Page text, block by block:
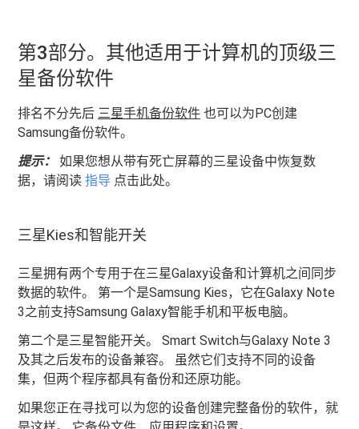
第3部分。其他适用于计算机的顶级三
星备份软件
排名不分先后 三星手机备份软件 也可以为PC创建
Samsung备份软件。
提示：
如果您想从带有死亡屏幕的三星设备中恢复数
据，请阅读指导 点击此处。
三星Kies和智能开关
三星拥有两个专用于在三星Galaxy设备和计算机之间同步
数据的软件。 第一个是Samsung Kies，它在Galaxy Note
3之前支持Samsung Galaxy智能手机和平板电脑。
第二个是三星智能开关。 Smart Switch与Galaxy Note 3
及其之后发布的设备兼容。 虽然它们支持不同的设备
集，但两个程序都具有备份和还原功能。
如果您正在寻找可以为您的设备创建完整备份的软件，就